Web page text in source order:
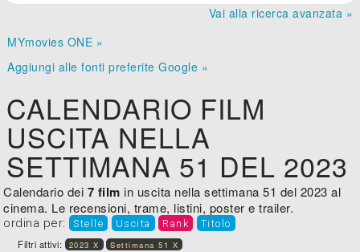
Vai alla ricerca avanzata »
MYmovies ONE »
Aggiungi alle fonti preferite Google »
CALENDARIO FILM
USCITA NELLA
SETTIMANA 51 DEL 2023
Calendario dei 7 film in uscita nella settimana 51 del 2023 al
cinema. Le recensioni, trame, listini, poster e trailer.
ordina per: Stelle Uscita Rank Titolo
Filtri attivi: 2023 X Settimana 51 X